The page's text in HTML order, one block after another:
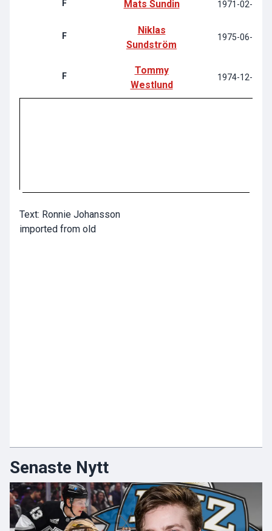
F Mats Sundin 1971-02-13
F
Niklas
Sundström
1975-06-06
F
Tommy
Westlund
1974-12-29
Text: Ronnie Johansson
imported from old
Senaste Nytt